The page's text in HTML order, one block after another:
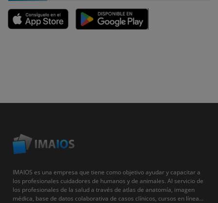
IMAIOS es una empresa que tiene como objetivo ayudar y capacitar a
los profesionales cuidadores de humanos y de animales. Al servicio de
los profesionales de la salud a través de atlas de anatomía, imagen
médica, base de datos colaborativa de casos clínicos, cursos en línea...